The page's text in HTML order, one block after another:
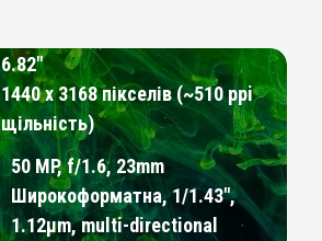
6.82"
1440 x 3168 пікселів (~510 ppi
щільність)
50 MP, f/1.6, 23mm
Широкоформатна, 1/1.43",
1.12µm, multi-directional